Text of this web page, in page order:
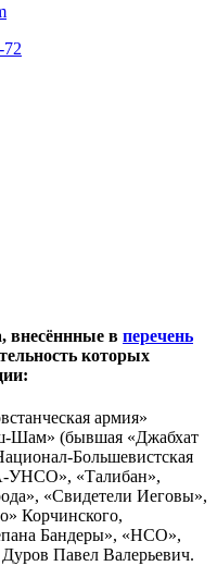
72
внесённные в перечень
которых
армия»
(бывшая «Джабхат
Большевистская
УНСО», «Талибан»,
«Свидетели Иеговы»,
Корчинского,
Бандеры», «НСО»,
Павел Валерьевич.